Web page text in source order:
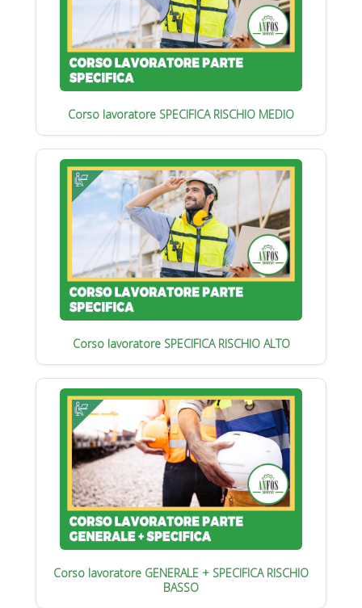
Corso lavoratore SPECIFICA RISCHIO MEDIO
Corso lavoratore SPECIFICA RISCHIO ALTO
Corso lavoratore GENERALE + SPECIFICA RISCHIO
BASSO